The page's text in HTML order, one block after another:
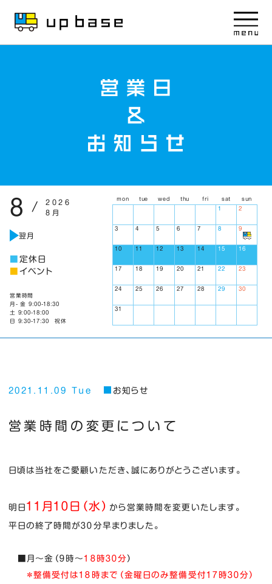
8 /
2026
8月
翌月
定休日
イベント
営業時間
月- 金 9:00-18:30
土 9:00-18:00
日 9:30-17:30 祝休
mon tue wed thu fri sat sun
1 2
3 4 5 6 7 8 9
10 11 12 13 14 15 16
17 18 19 20 21 22 23
24 25 26 27 28 29 30
31
2021.11.09 Tue お知らせ
営業時間の変更について
日頃は当社をご愛顧いただき、誠にありがとうございます。
明日 １１月１０日（水） から営業時間を変更いたします。
平日の終了時間が３０分早まりました。
■月～金（９時～１８時３０分 ）
＊整備受付は１８時まで（金曜日のみ整備受付１７時３０分）